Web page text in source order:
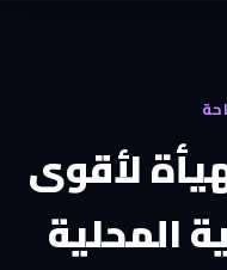
لأقوى
المحلية